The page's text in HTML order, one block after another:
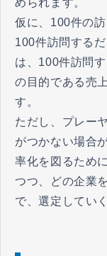
められます。
仮に、100件の
100件訪問する
は、100件訪問
の目的である売
す。
ただし、プレー
がつかない場合
率化を図るため
つつ、どの企業
で、選定してい